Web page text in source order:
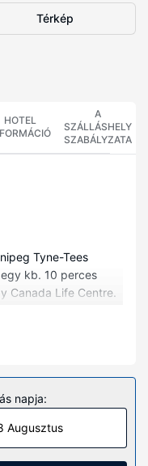
Térkép
HOTEL
A
SZÁLLÁSHELY
SZABÁLYZATA
Tyne-Tees
kb. 10 perces
Canada Life Centre.
Polo park
légkondicionált
és
vezeték
nézhető
napja:
Augusztus